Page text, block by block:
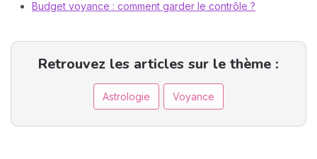
Budget voyance : comment garder le contrôle ?
Retrouvez les articles sur le thème :
Astrologie Voyance